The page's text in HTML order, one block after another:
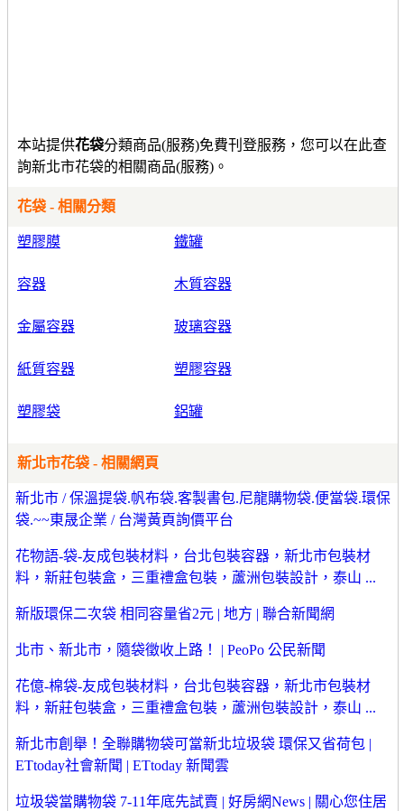
本站提供花袋分類商品(服務)免費刊登服務，您可以在此查
詢新北市花袋的相關商品(服務)。
花袋 - 相關分類
塑膠膜 鐵罐
容器 木質容器
金屬容器 玻璃容器
紙質容器 塑膠容器
塑膠袋 鋁罐
新北市花袋 - 相關網頁
新北市 / 保溫提袋.帆布袋.客製書包.尼龍購物袋.便當袋.環保
袋.~~東晟企業 / 台灣黃頁詢價平台
花物語-袋-友成包裝材料，台北包裝容器，新北市包裝材
料，新莊包裝盒，三重禮盒包裝，蘆洲包裝設計，泰山 ...
新版環保二次袋 相同容量省2元 | 地方 | 聯合新聞網
北市、新北市，隨袋徵收上路！ | PeoPo 公民新聞
花億-棉袋-友成包裝材料，台北包裝容器，新北市包裝材
料，新莊包裝盒，三重禮盒包裝，蘆洲包裝設計，泰山 ...
新北市創舉！全聯購物袋可當新北垃圾袋 環保又省荷包 |
ETtoday社會新聞 | ETtoday 新聞雲
垃圾袋當購物袋 7-11年底先試賣 | 好房網News | 關心您住居